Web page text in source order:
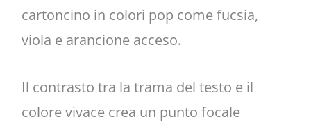
cartoncino in colori pop come fucsia,
viola e arancione acceso.
Il contrasto tra la trama del testo e il
colore vivace crea un punto focale